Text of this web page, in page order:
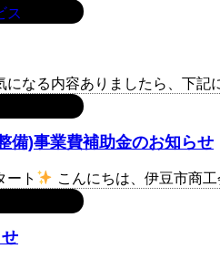
ス
なる内容ありましたら、下
備)事業費補助金のお知らせ
ト こんにちは、伊豆市商工